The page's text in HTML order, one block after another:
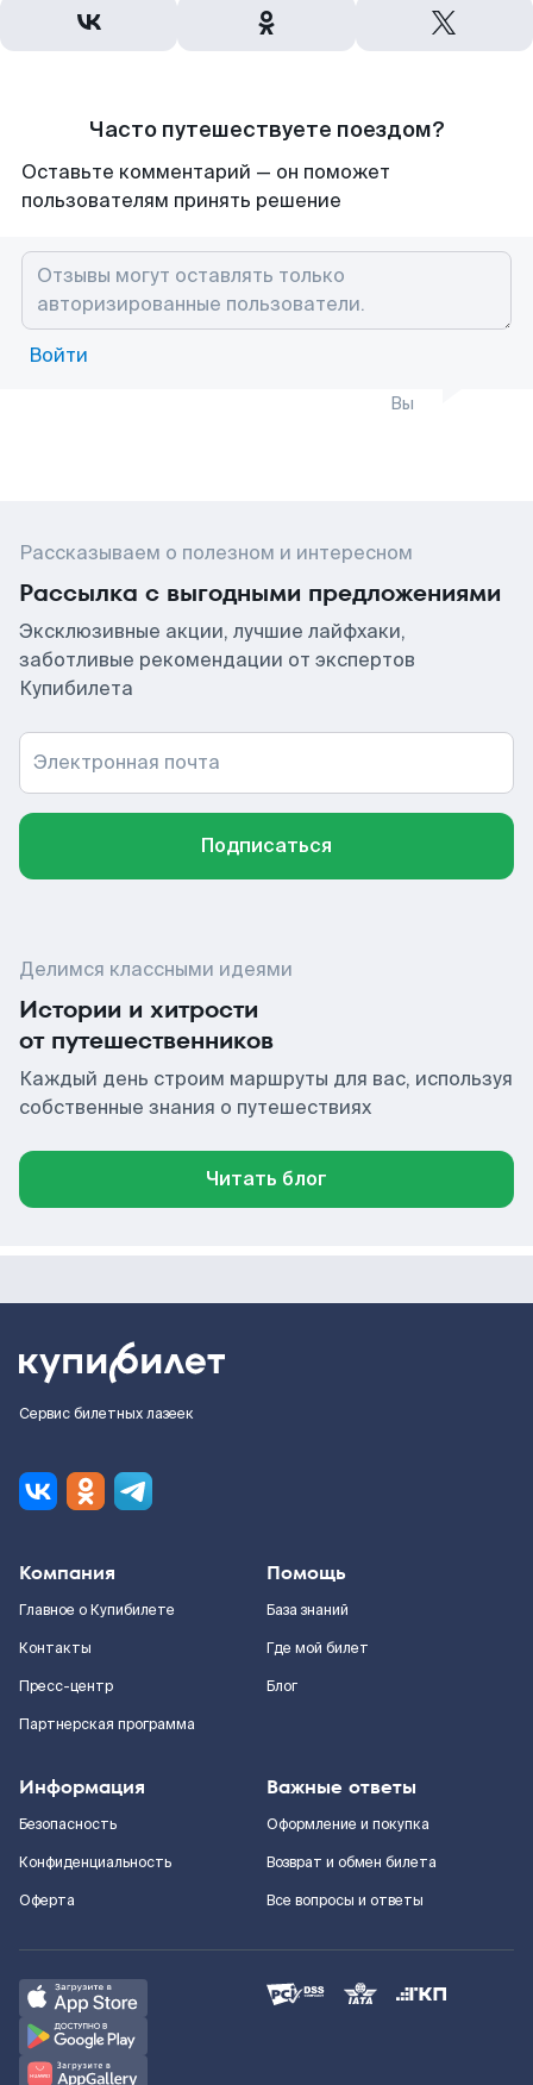
Часто путешествуете поездом?
Оставьте комментарий — он поможет
пользователям принять решение
Войти
Вы
Рассказываем о полезном и интересном
Рассылка с выгодными предложениями
Эксклюзивные акции, лучшие лайфхаки,
заботливые рекомендации от экспертов
Купибилета
Электронная почта
Подписаться
Делимся классными идеями
Истории и хитрости
от путешественников
Каждый день строим маршруты для вас, используя
собственные знания о путешествиях
Читать блог
Сервис билетных лазеек
Компания
Главное о Купибилете
Контакты
Пресс-центр
Партнерская программа
Помощь
База знаний
Где мой билет
Блог
Информация
Безопасность
Конфиденциальность
Оферта
Важные ответы
Оформление и покупка
Возврат и обмен билета
Все вопросы и ответы